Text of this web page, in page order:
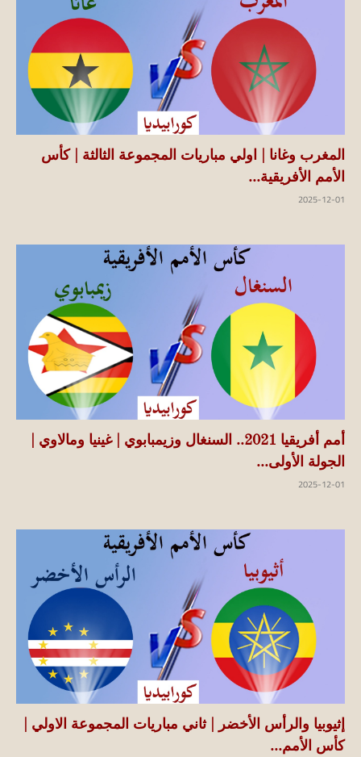
المغرب وغانا | اولي مباريات المجموعة الثالثة | كأس
الأمم الأفريقية...
2025-12-01
أمم أفريقيا 2021.. السنغال وزيمبابوي | غينيا ومالاوي |
الجولة الأولى...
2025-12-01
إثيوبيا والرأس الأخضر | ثاني مباريات المجموعة الاولي |
كأس الأمم...